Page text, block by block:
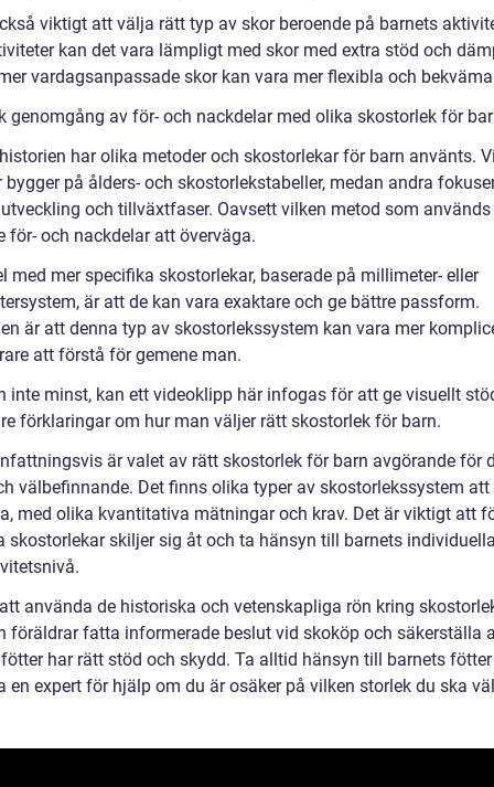
viktigt att välja rätt typ av skor beroende på barnets
kan det vara lämpligt med skor med extra stöd och
vardagsanpassade skor kan vara mer flexibla och
genomgång av för- och nackdelar med olika skostorlek för
har olika metoder och skostorlekar för barn använts.
bygger på ålders- och skostorlekstabeller, medan andra
och tillväxtfaser. Oavsett vilken metod som
för- och nackdelar att överväga.
med mer specifika skostorlekar, baserade på millimeter- eller
är att de kan vara exaktare och ge bättre passform.
är att denna typ av skostorlekssystem kan vara mer
att förstå för gemene man.
inte minst, kan ett videoklipp här infogas för att ge visuellt
förklaringar om hur man väljer rätt skostorlek för barn.
är valet av rätt skostorlek för barn avgörande för
välbefinnande. Det finns olika typer av skostorlekssystem att
med olika kvantitativa mätningar och krav. Det är viktigt att
skostorlekar skiljer sig åt och ta hänsyn till barnets
använda de historiska och vetenskapliga rön kring
föräldrar fatta informerade beslut vid skoköp och säkerställa
har rätt stöd och skydd. Ta alltid hänsyn till barnets
en expert för hjälp om du är osäker på vilken storlek du ska